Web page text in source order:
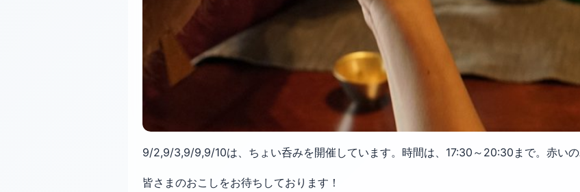
9/2,9/3,9/9,9/10は、ちょい呑みを開催しています。時間は、17:30～20:30まで。赤いの
皆さまのおこしをお待ちしております！